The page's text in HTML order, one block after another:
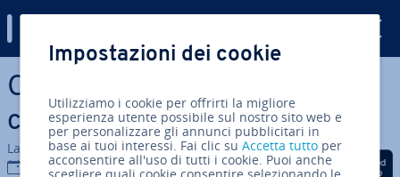
Vai al contenuto prin­ci­pa­le
Con­fi­gu­ra­re un’app Node.js
con Apache su Ubuntu 24.04
La redazione di IONOS
27 gen 2026
Condividi via Facebook
Condividi via Twitter
Condividi via
Impostazioni dei cookie
Utilizziamo i cookie per offrirti la migliore
esperienza utente possibile sul nostro sito web e
per personalizzare gli annunci pubblicitari in
base ai tuoi interessi. Fai clic suAccetta tutto per
acconsentire all'uso di tutti i cookie. Puoi anche